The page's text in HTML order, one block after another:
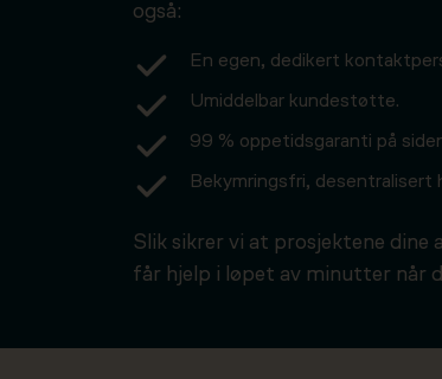
også:
En egen, dedikert
Umiddelbar kundestøtte.
99 % oppetidsgaranti på
Bekymringsfri, desentralisert
Slik sikrer vi at prosjektene dine
får hjelp i løpet av minutter når